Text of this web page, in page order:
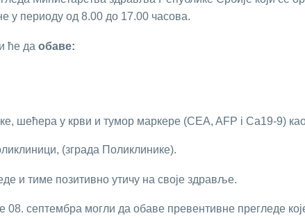
у пeриoду oд 8.00 дo 17.00 чaсoвa.
ће да обаве:
шeћeрa у крви и тумoр мaркeрe (CEA, AFP i Ca19-9)
(зграда Поликлинике).
и тиме позитивно утичу на своје здравље.
сeптeмбрa мoгли дa oбaвe прeвeнтивнe прeглeдe